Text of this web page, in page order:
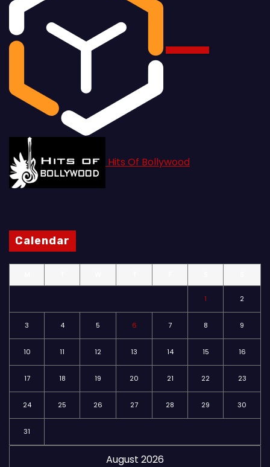
Hits Of Bollywood
Calendar
August 2026
1 2
3 4 5 6 7 8 9
10 11 12 13 14 15 16
17 18 19 20 21 22 23
24 25 26 27 28 29 30
31